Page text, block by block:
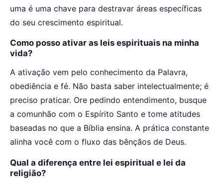
uma é uma chave para destravar áreas específicas
do seu crescimento espiritual.
Como posso ativar as leis espirituais na minha
vida?
A ativação vem pelo conhecimento da Palavra,
obediência e fé. Não basta saber intelectualmente; é
preciso praticar. Ore pedindo entendimento, busque
a comunhão com o Espírito Santo e tome atitudes
baseadas no que a Bíblia ensina. A prática constante
alinha você com o fluxo das bênçãos de Deus.
Qual a diferença entre lei espiritual e lei da
religião?